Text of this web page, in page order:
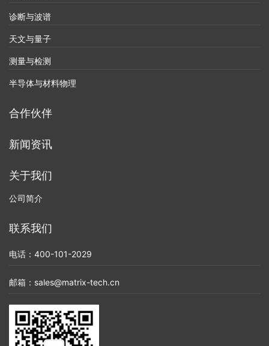
诊断与波谱
天文与量子
测量与检测
半导体与材料物理
合作伙伴
新闻资讯
关于我们
公司简介
联系我们
电话：400-101-2029
邮箱：sales@matrix-tech.cn